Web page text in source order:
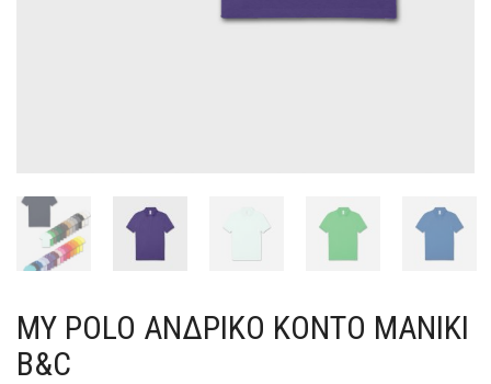
MY POLO ΑΝΔΡΙΚΌ ΚΟΝΤΌ ΜΑΝΊΚΙ
B&C